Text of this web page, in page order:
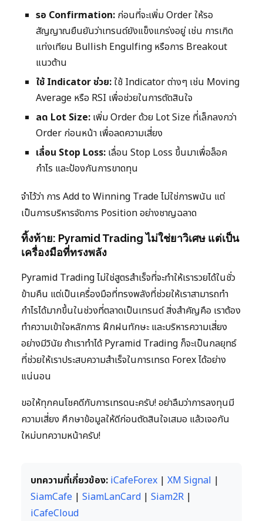
รอ Confirmation: ก่อนที่จะเพิ่ม Order ให้รอ
สัญญาณยืนยันว่าเทรนด์ยังแข็งแกร่งอยู่ เช่น การเกิด
แท่งเทียน Bullish Engulfing หรือการ Breakout
แนวต้าน
ใช้ Indicator ช่วย:ใช้ Indicator ต่างๆ เช่น Moving
Average หรือ RSI เพื่อช่วยในการตัดสินใจ
ลด Lot Size: เพิ่ม Order ด้วย Lot Size ที่เล็กลงกว่า
Order ก่อนหน้า เพื่อลดความเสี่ยง
เลื่อน Stop Loss: เลื่อน Stop Loss ขึ้นมาเพื่อล็อค
กำไร และป้องกันการขาดทุน
จำไว้ว่า การ Add to Winning Trade ไม่ใช่การพนัน แต่
เป็นการบริหารจัดการ Position อย่างชาญฉลาด
ทิ้งท้าย: Pyramid Trading ไม่ใช่ยาวิเศษ แต่เป็น
เครื่องมือที่ทรงพลัง
Pyramid Trading ไม่ใช่สูตรสำเร็จที่จะทำให้เรารวยได้ในชั่ว
ข้ามคืน แต่เป็นเครื่องมือที่ทรงพลังที่ช่วยให้เราสามารถทำ
กำไรได้มากขึ้นในช่วงที่ตลาดเป็นเทรนด์ สิ่งสำคัญคือ เราต้อง
ทำความเข้าใจหลักการ ฝึกฝนทักษะ และบริหารความเสี่ยง
อย่างมีวินัย ถ้าเราทำได้ Pyramid Trading ก็จะเป็นกลยุทธ์
ที่ช่วยให้เราประสบความสำเร็จในการเทรด Forex ได้อย่าง
แน่นอน
ขอให้ทุกคนโชคดีกับการเทรดนะครับ! อย่าลืมว่าการลงทุนมี
ความเสี่ยง ศึกษาข้อมูลให้ดีก่อนตัดสินใจเสมอ แล้วเจอกัน
ใหม่บทความหน้าครับ!
บทความที่เกี่ยวข้อง: iCafeForex | XM Signal |
SiamCafe | SiamLanCard | Siam2R |
iCafeCloud